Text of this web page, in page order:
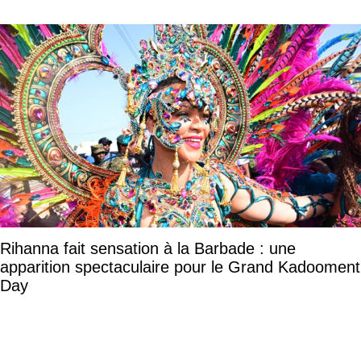
Rihanna fait sensation à la Barbade : une
apparition spectaculaire pour le Grand Kadooment
Day